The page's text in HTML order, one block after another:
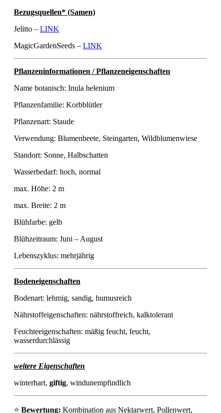
Bezugsquellen* (Samen)
Jelitto – LINK
MagicGardenSeeds – LINK
Pflanzeninformationen / Pflanzeneigenschaften
Name botanisch: Inula helenium
Pflanzenfamilie: Korbblütler
Pflanzenart: Staude
Verwendung: Blumenbeete, Steingarten, Wildblumenwiese
Standort: Sonne, Halbschatten
Wasserbedarf: hoch, normal
max. Höhe: 2 m
max. Breite: 2 m
Blühfarbe: gelb
Blühzeitraum: Juni – August
Lebenszyklus: mehrjährig
Bodeneigenschaften
Bodenart: lehmig, sandig, humusreich
Nährstoffeigenschaften: nährstoffreich, kalktolerant
Feuchteeigenschaften: mäßig feucht, feucht,
wasserdurchlässig
weitere Eigenschaften
winterhart, giftig, windunempfindlich
⭐ Bewertung: Kombination aus Nektarwert, Pollenwert,